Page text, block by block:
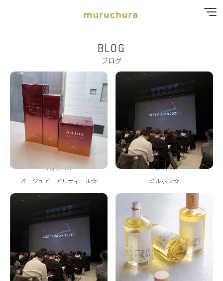
MENU
SHOP & STAFF
COUPON
GALLERY
RECRUIT
BLOG
ONLINE STORE
BLOG
ブログ
2025.2.28
オージュア アルティール☆
2025.2.27
ミルボン☆